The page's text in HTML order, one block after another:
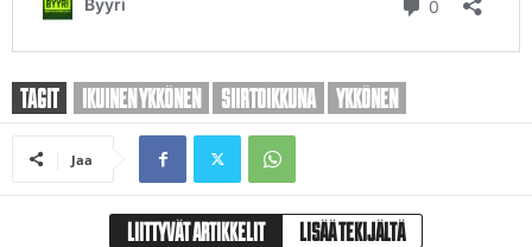
TAGIT IKUINEN YKKÖNEN SIIRTOIKKUNA YKKÖNEN
Jaa
LIITTYVÄT ARTIKKELIT LISÄÄ TEKIJÄLTÄ